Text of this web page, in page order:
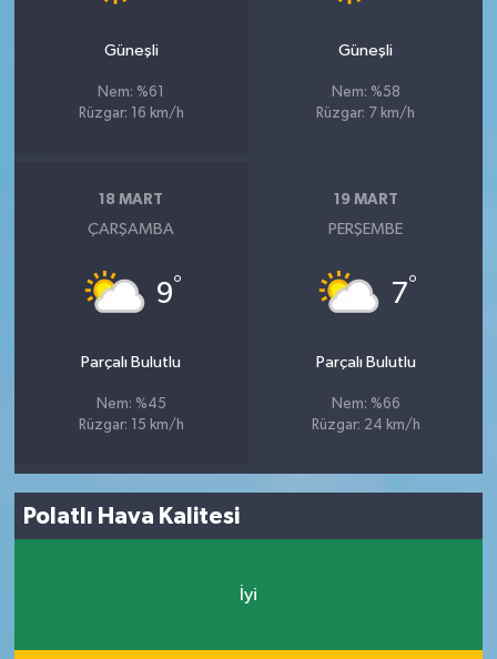
Güneşli
Nem: %61
Rüzgar: 16 km/h
Güneşli
Nem: %58
Rüzgar: 7 km/h
18 MART
ÇARŞAMBA
9°
Parçalı Bulutlu
Nem: %45
Rüzgar: 15 km/h
19 MART
PERŞEMBE
7°
Parçalı Bulutlu
Nem: %66
Rüzgar: 24 km/h
Polatlı Hava Kalitesi
İyi